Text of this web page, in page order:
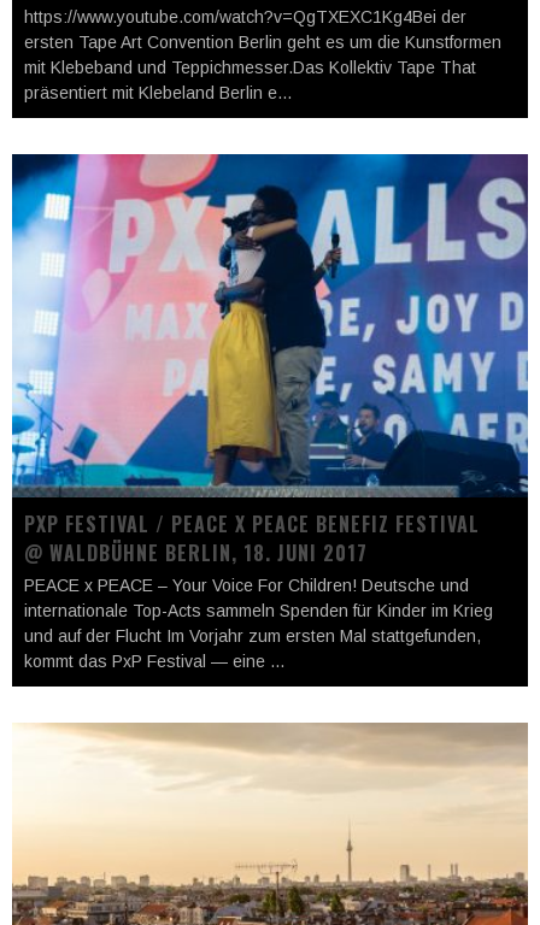
https://www.youtube.com/watch?v=QgTXEXC1Kg4Bei der
ersten Tape Art Convention Berlin geht es um die Kunstformen
mit Klebeband und Teppichmesser.Das Kollektiv Tape That
präsentiert mit Klebeland Berlin e...
PXP FESTIVAL / PEACE X PEACE BENEFIZ FESTIVAL
@ WALDBÜHNE BERLIN, 18. JUNI 2017
PEACE x PEACE – Your Voice For Children! Deutsche und
internationale Top-Acts sammeln Spenden für Kinder im Krieg
und auf der Flucht Im Vorjahr zum ersten Mal stattgefunden,
kommt das PxP Festival — eine ...